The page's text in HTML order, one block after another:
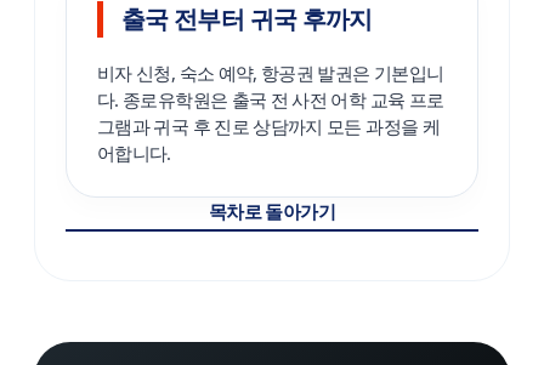
출국 전부터 귀국 후까지
비자 신청, 숙소 예약, 항공권 발권은 기본입니
다. 종로유학원은 출국 전 사전 어학 교육 프로
그램과 귀국 후 진로 상담까지 모든 과정을 케
어합니다.
목차로 돌아가기